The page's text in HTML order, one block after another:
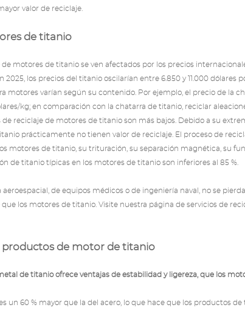
valor de reciclaje.
de titanio
de motores de titanio se ven afectados por los precios
2025, los precios del titanio oscilarían entre 6.850 y 11.000 dólares
motores varían según su contenido. Por ejemplo, el precio de la
kg; en comparación con la chatarra de titanio, reciclar
de reciclaje de motores de titanio son más bajos. Debido a su
prácticamente no tienen valor de reciclaje. El proceso de
motores de titanio, su trituración, su separación magnética, su
de titanio típicas en los motores de titanio son inferiores al 85 %.
aeroespacial, de equipos médicos o de ingeniería naval, no se
los motores de titanio. Visite nuestra página de servicios de
productos de motor de titanio
de titanio ofrece ventajas de estabilidad y ligereza, que los
un 60 % mayor que la del acero, lo que hace que los productos